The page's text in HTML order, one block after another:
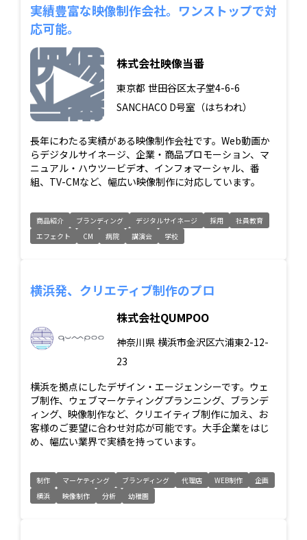
実績豊富な映像制作会社。ワンストップで対
応可能。
株式会社映像当番
東京都 世田谷区太子堂4-6-6
SANCHACO D号室（はちわれ）
長年にわたる実績がある映像制作会社です。Web動画か
らデジタルサイネージ、企業・商品プロモーション、マ
ニュアル・ハウツービデオ、インフォマーシャル、番
組、TV-CMなど、幅広い映像制作に対応しています。
商品紹介 ブランディング デジタルサイネージ 採用
社員教育
エフェクト
CM 病院 講演会 学校
横浜発、クリエティブ制作のプロ
株式会社QUMPOO
神奈川県 横浜市金沢区六浦東2-12-
23
横浜を拠点にしたデザイン・エージェンシーです。ウェ
ブ制作、ウェブマーケティングプランニング、ブランデ
ィング、映像制作など、クリエイティブ制作に加え、お
客様のご要望に合わせ対応が可能です。大手企業をはじ
め、幅広い業界で実績を持っています。
制作 マーケティング ブランディング 代理店 WEB制作
企画
横浜
映像制作 分析 幼稚園